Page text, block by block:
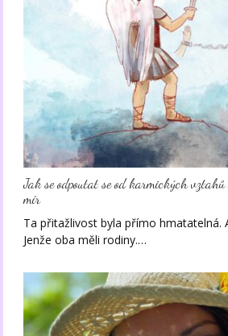
Jak se odpoutat se od karmických
mír
Ta přitažlivost byla přímo hmatatelná.
Jenže oba měli rodiny.…